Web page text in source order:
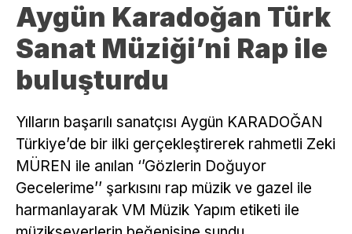
Aygün Karadoğan Türk
Sanat Müziği’ni Rap ile
buluşturdu
Yılların başarılı sanatçısı Aygün KARADOĞAN
Türkiye’de bir ilki gerçekleştirerek rahmetli Zeki
MÜREN ile anılan ‘’Gözlerin Doğuyor
Gecelerime’’ şarkısını rap müzik ve gazel ile
harmanlayarak VM Müzik Yapım etiketi ile